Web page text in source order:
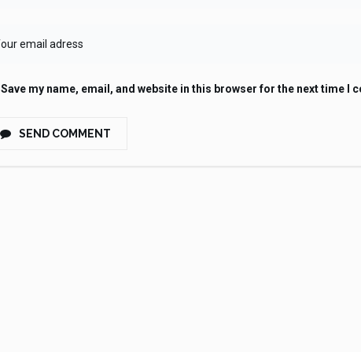
Save my name, email, and website in this browser for the next time I
SEND COMMENT